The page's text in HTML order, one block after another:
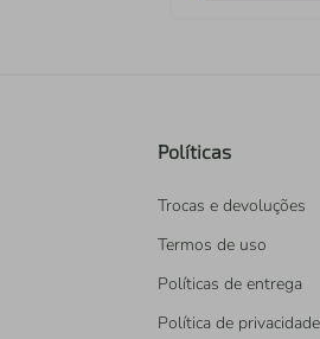
Políticas
Trocas e devoluções
Termos de uso
Políticas de entrega
Política de privacidade